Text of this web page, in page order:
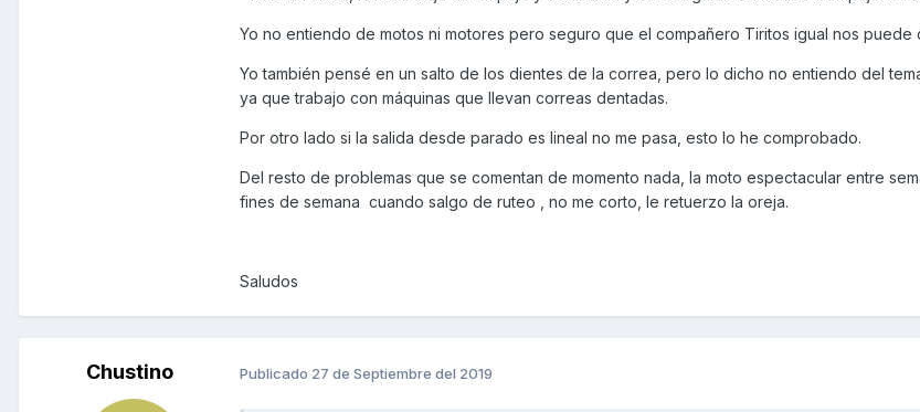
Yo no entiendo de motos ni motores pero seguro que el compañero Tiritos igual nos puede
Yo también pensé en un salto de los dientes de la correa, pero lo dicho no entiendo del
ya que trabajo con máquinas que llevan correas dentadas.
Por otro lado si la salida desde parado es lineal no me pasa, esto lo he comprobado.
Del resto de problemas que se comentan de momento nada, la moto espectacular entre
fines de semana cuando salgo de ruteo , no me corto, le retuerzo la oreja.
Saludos
Chustino Publicado 27 de Septiembre del 2019